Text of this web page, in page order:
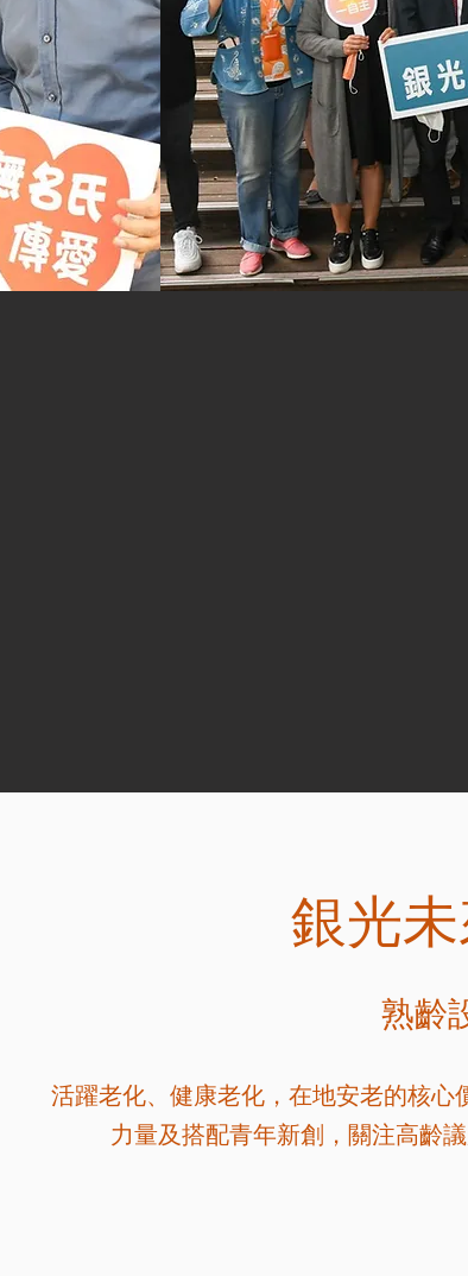
銀光
熟齡
活躍老化、健康老化，在地安老的核
力量及搭配青年新創，關注高齡